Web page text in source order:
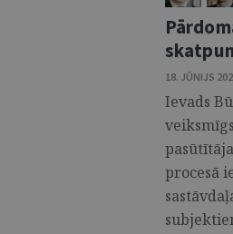
18. JŪNIJS
Ievads
procesā